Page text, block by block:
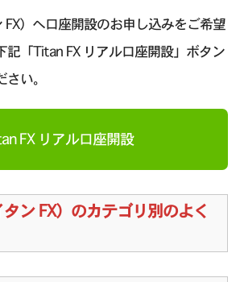
FX）へ口座開設のお申し込みをご希望
記「Titan FX リアル口座開設」ボタン
い。
FX リアル口座開設
ン FX）のカテゴリ別のよく